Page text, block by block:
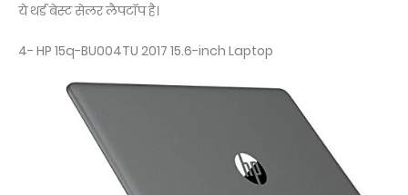
ये थर्ड बेस्ट सेलर लैपटॉप है।
4- HP 15q-BU004TU 2017 15.6-inch Laptop